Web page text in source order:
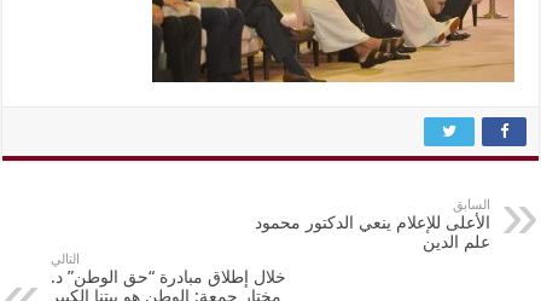
السابق
الأعلى للإعلام ينعي الدكتور محمود
علم الدين
التالي
خلال إطلاق مبادرة “حق الوطن” د.
مختار جمعة: الوطن هو بيتنا الكبير